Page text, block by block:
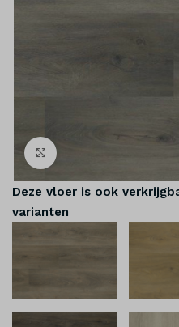
Deze vloer is ook
varianten